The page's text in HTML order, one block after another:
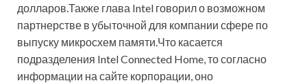
долларов.Также глава Intel говорил о возможном
партнерстве в убыточной для компании сфере по
выпуску микросхем памяти.Что касается
подразделения Intel Connected Home, то согласно
информации на сайте корпорации, оно